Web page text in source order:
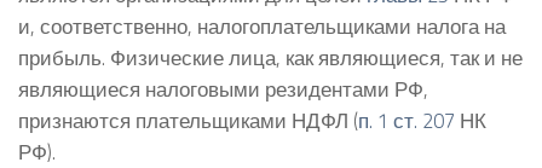
и, соответственно, налогоплательщиками налога на
прибыль. Физические лица, как являющиеся, так и не
являющиеся налоговыми резидентами РФ,
признаются плательщиками НДФЛ (п. 1 ст. 207 НК
РФ).